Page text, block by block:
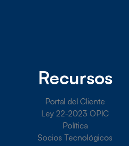
Recursos
Portal del Cliente
Ley 22-2023 OPIC
Política
Socios Tecnológicos